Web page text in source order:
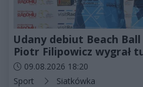
Udany debiut Beach
Piotr Filipowicz wygrał
Data dodania artykułu:
09.08.2026 18:20
Kategorie artykułu:
Sport Siatkówka